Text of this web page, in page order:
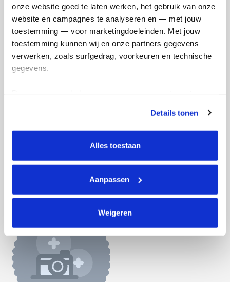
onze website goed te laten werken, het gebruik van onze
website en campagnes te analyseren en — met jouw
toestemming — voor marketingdoeleinden. Met jouw
toestemming kunnen wij en onze partners gegevens
verwerken, zoals surfgedrag, voorkeuren en technische
gegevens.
tonen. Je kunt je toestemming op elk moment wijzigen of
intrekken via Cookie instellingen onderaan de pagina. De
lijst met cookies is te vinden in het tabblad “details”.
Details tonen
Alles toestaan
Aanpassen
Weigeren
en betaal €0.75 extra.
Doneer nu
€500
Word lid van ons team
Lex's badges